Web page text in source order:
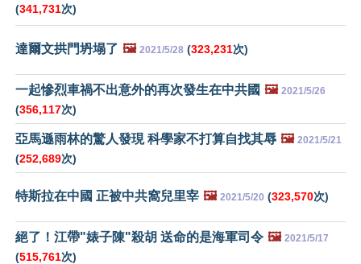
(341,731次)
達爾文拱門坍塌了 🖼️ 2021/5/28 (323,231次)
一起慘烈車禍不出意外的再次發生在中共國 🖼️ 2021/5/26
(356,117次)
亞馬遜雨林的驚人發現 科學家不打算自找其辱 🖼️ 2021/5/21
(252,689次)
特斯拉在中國 正被中共窩兒里宰 🖼️ 2021/5/20 (323,570次)
絕了！江帶"婊子陳"殺胡 送命的是海軍司令 🖼️ 2021/5/17
(515,761次)